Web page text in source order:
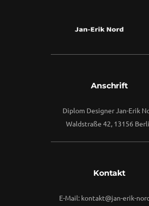
Anschrift
Diplom Designer Jan-Erik
Waldstraße 42, 13156
Kontakt
E-Mail: kontakt@jan-erik-